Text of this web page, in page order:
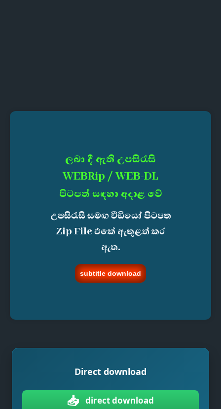
ලබා දී ඇති උපසිරැසි
WEBRip / WEB-DL
පිටපත් සඳහා අදාළ වේ
උපසිරැසි සමඟ වීඩියෝ පිටපත
Zip File එකේ ඇතුළත් කර
ඇත.
subtitle download
Direct download
📥 direct download